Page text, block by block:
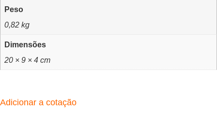
Peso
0,82 kg
Dimensões
20 × 9 × 4 cm
Adicionar a cotação